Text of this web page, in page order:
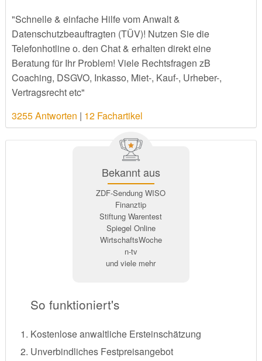
"Schnelle & einfache Hilfe vom Anwalt &
Datenschutzbeauftragten (TÜV)! Nutzen Sie die
Telefonhotline o. den Chat & erhalten direkt eine
Beratung für Ihr Problem! Viele Rechtsfragen zB
Coaching, DSGVO, Inkasso, Miet-, Kauf-, Urheber-,
Vertragsrecht etc"
3255 Antworten | 12 Fachartikel
Bekannt aus
ZDF-Sendung WISO
Finanztip
Stiftung Warentest
Spiegel Online
WirtschaftsWoche
n-tv
und viele mehr
So funktioniert's
Kostenlose anwaltliche Ersteinschätzung
Unverbindliches Festpreisangebot